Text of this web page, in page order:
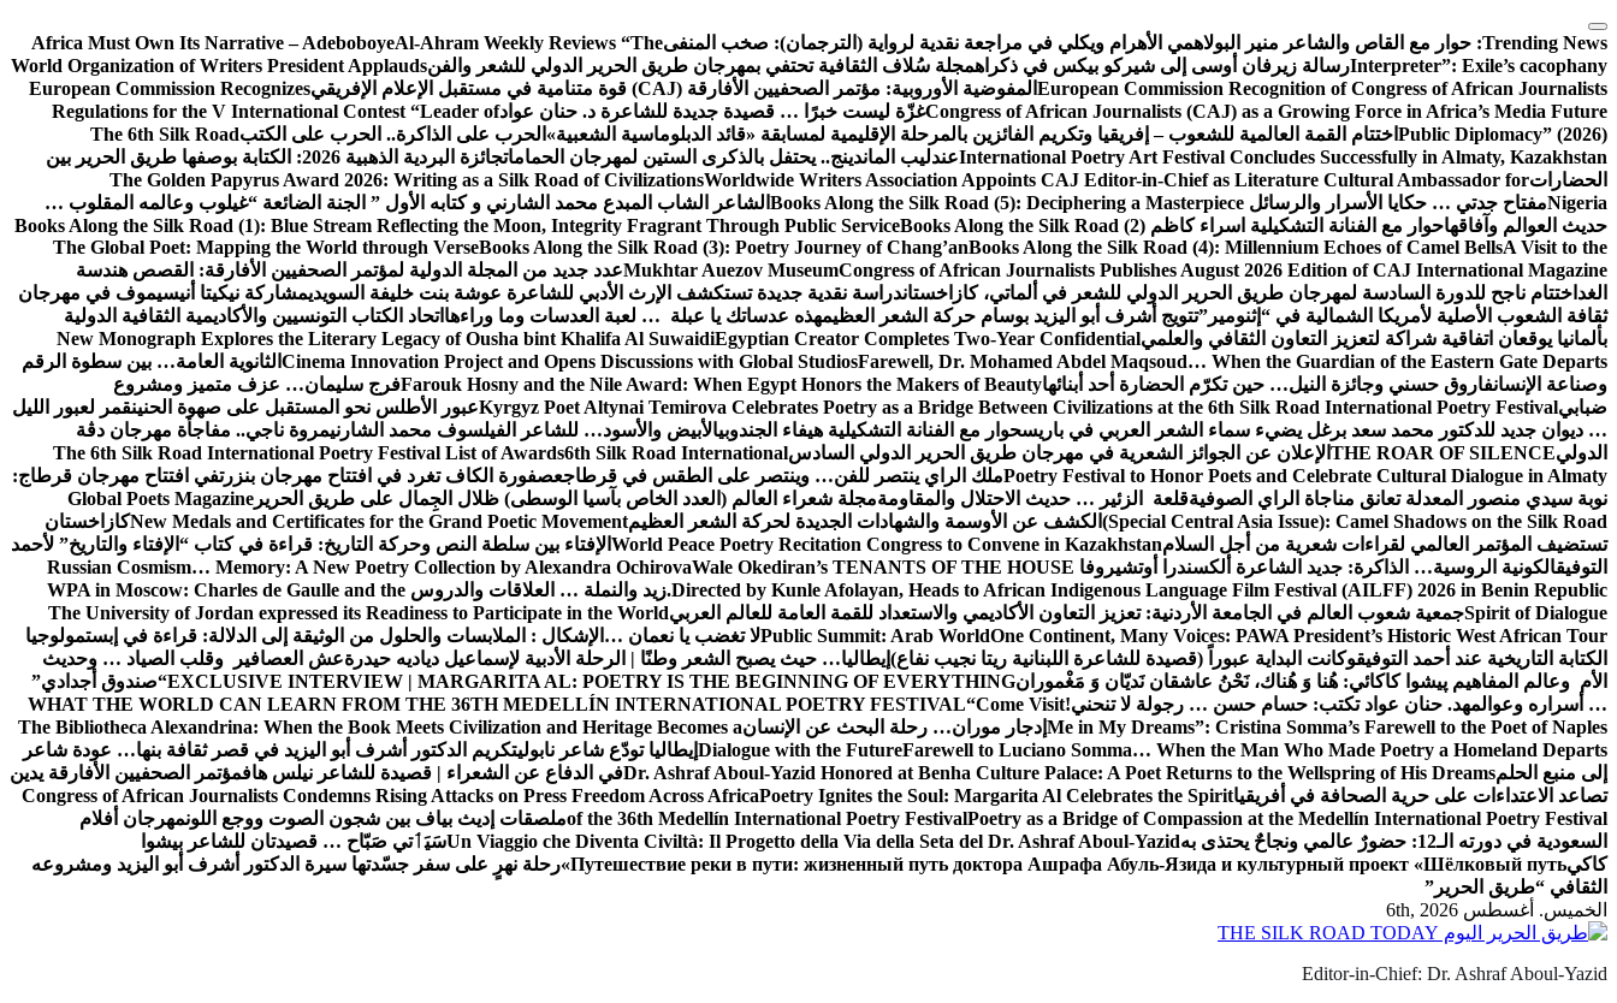
التجاوز
إلى
المحتوى
Trending News: حوار مع القاص والشاعر منير البولاهمي الأهرام ويكلي في مراجعة نقدية لرواية (الترجمان): صخب المنفى Africa Must Own Its Narrative – AdeboboyeAl-Ahram Weekly Reviews “The
Interpreter”: Exile’s cacophanyرسالة زيرفان أوسى إلى شيركو بيكس في ذكراهمجلة سُلاف الثقافية تحتفي بمهرجان طريق الحرير الدولي للشعر والفنWorld Organization of Writers President Applauds
European Commission Recognition of Congress of African Journalists المفوضية الأوروبية: مؤتمر الصحفيين الأفارقة (CAJ) قوة متنامية في مستقبل الإعلام الإفريقي
European Commission Recognizes
Congress of African Journalists (CAJ) as a Growing Force in Africa’s Media Futureغزّة ليست خبرًا … قصيدة جديدة للشاعرة د. حنان عوادRegulations for the V International Contest “Leader of
Public Diplomacy” (2026) اختتام القمة العالمية للشعوب – إفريقيا وتكريم الفائزين بالمرحلة الإقليمية لمسابقة «قائد الدبلوماسية الشعبية» الحرب على الذاكرة.. الحرب على الكتبThe 6th Silk Road
International Poetry Art Festival Concludes Successfully in Almaty, Kazakhstanعندليب الماندينج.. يحتفل بالذكرى الستين لمهرجان الحمامات
جائزة البردية الذهبية 2026: الكتابة بوصفها طريق الحرير بين
الحضارات
The Golden Papyrus Award 2026: Writing as a Silk Road of CivilizationsWorldwide Writers Association Appoints CAJ Editor-in-Chief as Literature Cultural Ambassador for
Nigeriaمفتاح جدتي … حكايا الأسرار والرسائل Books Along the Silk Road (5): Deciphering a Masterpiece الشاعر الشاب المبدع محمد الشارني و كتابه الأول ” الجنة الضائعة “غيلوب وعالمه المقلوب …
حديث العوالم وآفاقهاحوار مع الفنانة التشكيلية اسراء كاظم Books Along the Silk Road (1): Blue Stream Reflecting the Moon, Integrity Fragrant Through Public ServiceBooks Along the Silk Road (2)
The Global Poet: Mapping the World through VerseBooks Along the Silk Road (3): Poetry Journey of Chang’anBooks Along the Silk Road (4): Millennium Echoes of Camel BellsA Visit to the
Mukhtar Auezov MuseumCongress of African Journalists Publishes August 2026 Edition of CAJ International Magazine
عدد جديد من المجلة الدولية لمؤتمر الصحفيين الأفارقة: القصص هندسة
الغد اختتام ناجح للدورة السادسة لمهرجان طريق الحرير الدولي للشعر في ألماتي، كازاخستاندراسة نقدية جديدة تستكشف الإرث الأدبي للشاعرة عوشة بنت خليفة السويديمشاركة نيكيتا أنيسيموف في مهرجان
ثقافة الشعوب الأصلية لأمريكا الشمالية في “إثنومير”تتويج أشرف أبو اليزيد بوسام حركة الشعر العظيمهذه عدساتك يا عبلة … لعبة العدسات وما وراءها اتحاد الكتاب التونسيين والأكاديمية الثقافية الدولية
بألمانيا يوقعان اتفاقية شراكة لتعزيز التعاون الثقافي والعلمي
New Monograph Explores the Literary Legacy of Ousha bint Khalifa Al SuwaidiEgyptian Creator Completes Two-Year Confidential
Cinema Innovation Project and Opens Discussions with Global StudiosFarewell, Dr. Mohamed Abdel Maqsoud… When the Guardian of the Eastern Gate Departs
الثانوية العامة… بين سطوة الرقم
وصناعة الإنسانفاروق حسني وجائزة النيل… حين تكرّم الحضارة أحد أبنائهاFarouk Hosny and the Nile Award: When Egypt Honors the Makers of Beautyفرج سليمان… عزف متميز ومشروع
ضبابيKyrgyz Poet Altynai Temirova Celebrates Poetry as a Bridge Between Civilizations at the 6th Silk Road International Poetry Festivalعبور الأطلس نحو المستقبل على صهوة الحنينقمر لعبور الليل
… ديوان جديد للدكتور محمد سعد برغل يضيء سماء الشعر العربي في باريسحوار مع الفنانة التشكيلية هيفاء الجندوبيالأبيض والأسود… للشاعر الفيلسوف محمد الشارنيمروة ناجي.. مفاجأة مهرجان دڨة
الدوليTHE ROAR OF SILENCE الإعلان عن الجوائز الشعرية في مهرجان طريق الحرير الدولي السادس The 6th Silk Road International Poetry Festival List of Awards6th Silk Road International
Poetry Festival to Honor Poets and Celebrate Cultural Dialogue in Almatyملك الراي ينتصر للفن… وينتصر على الطقس في قرطاجعصفورة الكاف تغرد في افتتاح مهرجان بنزرتفي افتتاح مهرجان قرطاج:
نوبة سيدي منصور المعدلة تعانق مناجاة الراي الصوفيةقلعة الزئير … حديث الاحتلال والمقاومةمجلة شعراء العالم (العدد الخاص بآسيا الوسطى) ظلال الجِمال على طريق الحرير Global Poets Magazine
(Special Central Asia Issue): Camel Shadows on the Silk Road الكشف عن الأوسمة والشهادات الجديدة لحركة الشعر العظيمNew Medals and Certificates for the Grand Poetic Movementكازاخستان
تستضيف المؤتمر العالمي لقراءات شعرية من أجل السلامWorld Peace Poetry Recitation Congress to Convene in Kazakhstan الإفتاء بين سلطة النص وحركة التاريخ: قراءة في كتاب “الإفتاء والتاريخ” لأحمد
التوفيقالكونية الروسية… الذاكرة: جديد الشاعرة ألكسندرا أوتشيروفا Russian Cosmism… Memory: A New Poetry Collection by Alexandra OchirovaWale Okediran’s TENANTS OF THE HOUSE
Directed by Kunle Afolayan, Heads to African Indigenous Language Film Festival (AILFF) 2026 in Benin Republic. زيد والنملة … العلاقات والدروس WPA in Moscow: Charles de Gaulle and the
Spirit of Dialogueجمعية شعوب العالم في الجامعة الأردنية: تعزيز التعاون الأكاديمي والاستعداد للقمة العامة للعالم العربيThe University of Jordan expressed its Readiness to Participate in the World
Public Summit: Arab WorldOne Continent, Many Voices: PAWA President’s Historic West African Tour لا تغضب يا نعمان …الإشكال : الملابسات والحلول من الوثيقة إلى الدلالة: قراءة في إبستمولوجيا
الكتابة التاريخية عند أحمد التوفيقوكانت البداية عبوراً (قصيدة للشاعرة اللبنانية ريتا نجيب نفاع) إيطاليا… حيث يصبح الشعر وطنًا | الرحلة الأدبية لإسماعيل دياديه حيدرةعش العصافير وقلب الصياد … وحديث
الأم وعالم المفاهيم پیشوا کاکائي: هُنا وَ هُناك، نَحْنُ عاشقان نَديّان وَ مَغْمورانEXCLUSIVE INTERVIEW | MARGARITA AL: POETRY IS THE BEGINNING OF EVERYTHING“صندوق أجدادي”
… أسراره وعوالمهد. حنان عواد تكتب: حسام حسن … رجولة لا تنحني! WHAT THE WORLD CAN LEARN FROM THE 36TH MEDELLÍN INTERNATIONAL POETRY FESTIVAL“Come Visit
Me in My Dreams”: Cristina Somma’s Farewell to the Poet of Naples إدجار موران… رحلة البحث عن الإنسانThe Bibliotheca Alexandrina: When the Book Meets Civilization and Heritage Becomes a
Dialogue with the FutureFarewell to Luciano Somma… When the Man Who Made Poetry a Homeland Departs إيطاليا تودّع شاعر نابوليتكريم الدكتور أشرف أبو اليزيد في قصر ثقافة بنها… عودة شاعر
إلى منبع الحلمDr. Ashraf Aboul-Yazid Honored at Benha Culture Palace: A Poet Returns to the Wellspring of His Dreamsفي الدفاع عن الشعراء | قصيدة للشاعر نيلس هافمؤتمر الصحفيين الأفارقة يدين
تصاعد الاعتداءات على حرية الصحافة في أفريقيا
Congress of African Journalists Condemns Rising Attacks on Press Freedom Across AfricaPoetry Ignites the Soul: Margarita Al Celebrates the Spirit
of the 36th Medellín International Poetry FestivalPoetry as a Bridge of Compassion at the Medellín International Poetry Festival ملصقات إديث بياف بين شجون الصوت ووجع اللونمهرجان أفلام
السعودية في دورته الـ12: حضورٌ عالمي ونجاحٌ يحتذى به
Un Viaggio che Diventa Civiltà: Il Progetto della Via della Seta del Dr. Ashraf Aboul-Yazidسَيَٲتي صَبّاح … قصيدتان للشاعر بيشوا
كاكيПутешествие реки в пути: жизненный путь доктора Ашрафа Абуль-Язида и культурный проект «Шёлковый путь» رحلة نهرٍ على سفر جسّدتها سيرة الدكتور أشرف أبو اليزيد ومشروعه
الثقافي “طريق الحرير”
الخميس. أغسطس 6th, 2026
Editor-in-Chief: Dr. Ashraf Aboul-Yazid